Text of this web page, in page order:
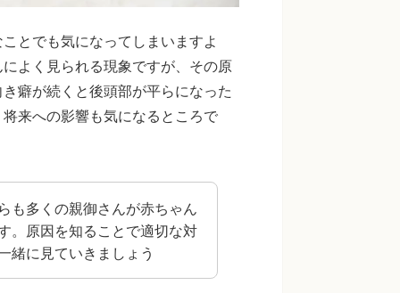
とでも気になってしまいますよ
よく見られる現象ですが、その原
癖が続くと後頭部が平らになった
来への影響も気になるところで
も多くの親御さんが赤ちゃん
。原因を知ることで適切な対
緒に見ていきましょう